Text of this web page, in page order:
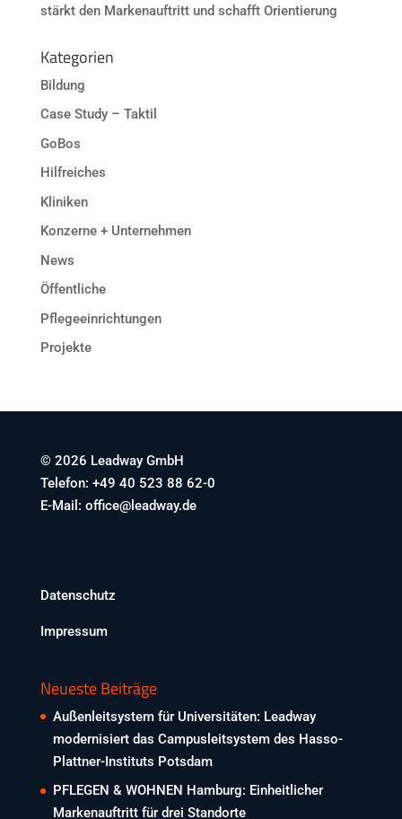
stärkt den Markenauftritt und schafft Orientierung
Kategorien
Bildung
Case Study – Taktil
GoBos
Hilfreiches
Kliniken
Konzerne + Unternehmen
News
Öffentliche
Pflegeeinrichtungen
Projekte
© 2026 Leadway GmbH
Telefon: +49 40 523 88 62-0
E-Mail: office@leadway.de
Datenschutz
Impressum
Neueste Beiträge
Außenleitsystem für Universitäten: Leadway
modernisiert das Campusleitsystem des Hasso-
Plattner-Instituts Potsdam
PFLEGEN & WOHNEN Hamburg: Einheitlicher
Markenauftritt für drei Standorte